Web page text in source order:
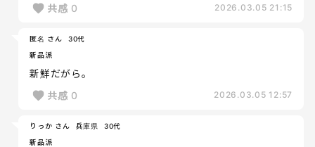
共感 0 2026.03.05 21:15
匿名 さん
30代
新品派
新鮮だがら。
共感 0 2026.03.05 12:57
りっか さん 兵庫県
30代
新品派